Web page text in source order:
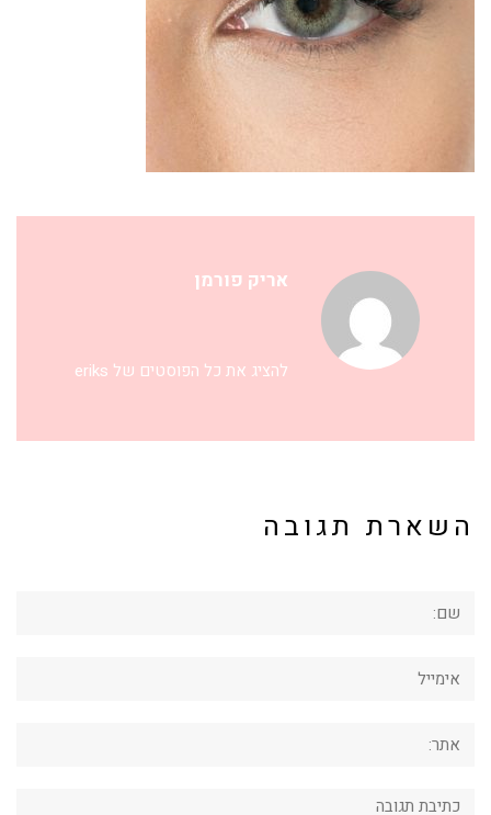
אריק פורמן
להציג את כל הפוסטים של eriks
השארת תגובה